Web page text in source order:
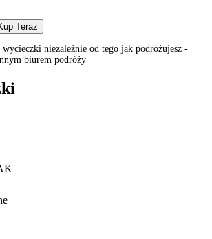
Teraz
wycieczki niezależnie od tego jak podróżujesz -
biurem podróży